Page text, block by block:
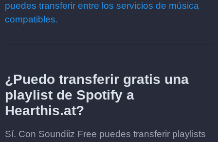
puedes transferir entre los servicios de música
compatibles.
¿Puedo transferir gratis una
playlist de Spotify a
Hearthis.at?
Sí. Con Soundiiz Free puedes transferir playlists